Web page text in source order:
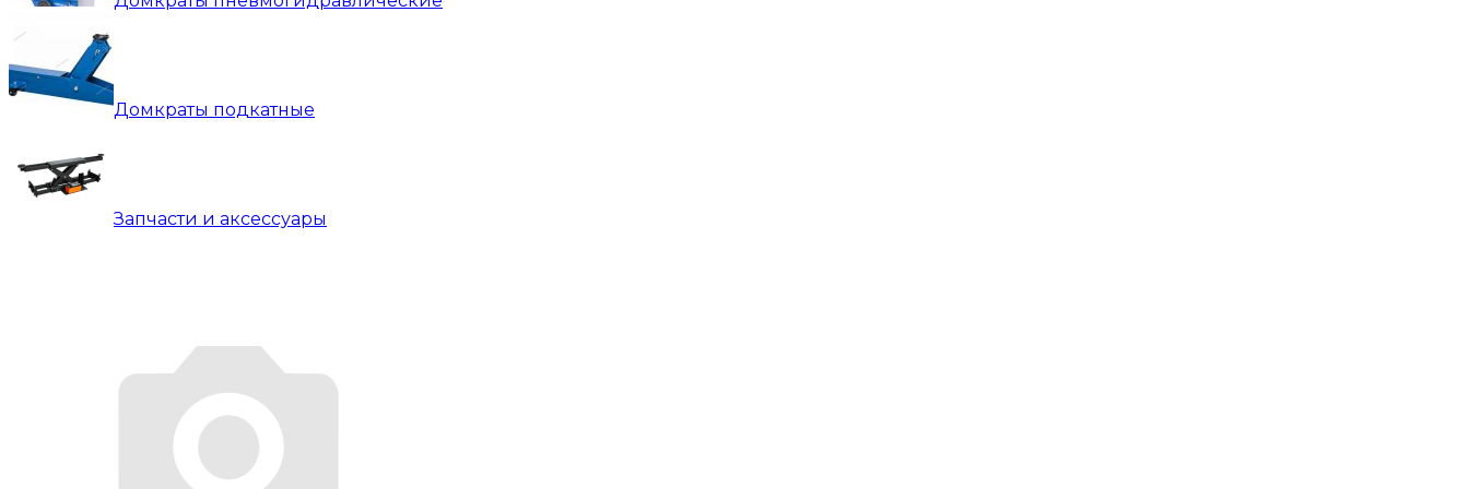
Домкраты подкатные
Запчасти и аксессуары